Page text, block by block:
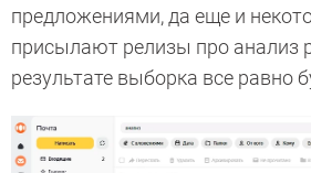
предложениями, да еще и
присылают релизы про анализ
результате выборка все равно